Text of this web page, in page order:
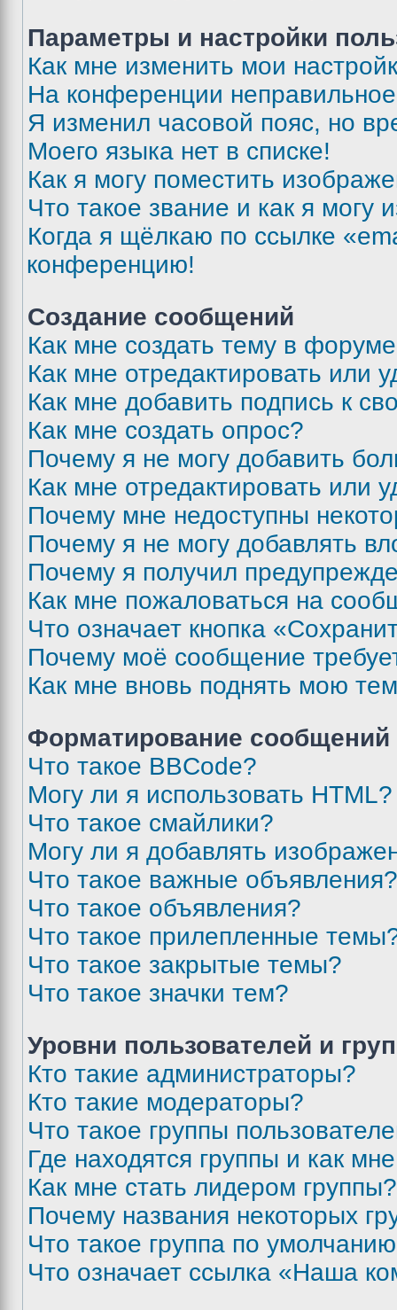
Параметры и настройки
Как мне изменить мои
На конференции
Я изменил часовой пояс, но
Моего языка нет в списке!
Как я могу поместить
Что такое звание и как я могу
Когда я щёлкаю по ссылке
конференцию!
Создание сообщений
Как мне создать тему в
Как мне отредактировать или
Как мне добавить подпись к
Как мне создать опрос?
Почему я не могу добавить
Как мне отредактировать или
Почему мне недоступны
Почему я не могу добавлять
Почему я получил
Как мне пожаловаться на
Что означает кнопка
Почему моё сообщение
Как мне вновь поднять мою
Форматирование
Что такое BBCode?
Могу ли я использовать HTML?
Что такое смайлики?
Могу ли я добавлять
Что такое важные объявления?
Что такое объявления?
Что такое прилепленные
Что такое закрытые темы?
Что такое значки тем?
Уровни пользователей и
Кто такие администраторы?
Кто такие модераторы?
Что такое группы
Где находятся группы и как
Как мне стать лидером группы?
Почему названия некоторых
Что такое группа по
Что означает ссылка «Наша